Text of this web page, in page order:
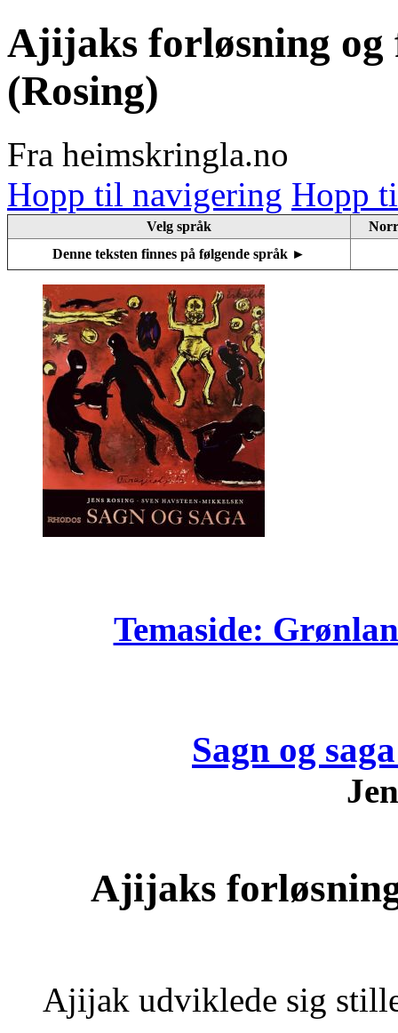
Ajijaks forløsning
(Rosing)
Fra heimskringla.no
Hopp til navigering Hopp
Velg språk
Denne teksten finnes på følgende språk ►
Temaside:
Sagn og
Ajijaks
Ajijak udviklede sig